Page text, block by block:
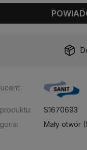
S1670693
Mały otwór